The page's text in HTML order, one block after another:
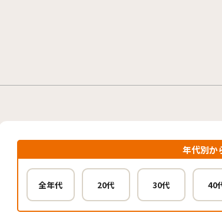
年代別か
全年代 20代 30代 40